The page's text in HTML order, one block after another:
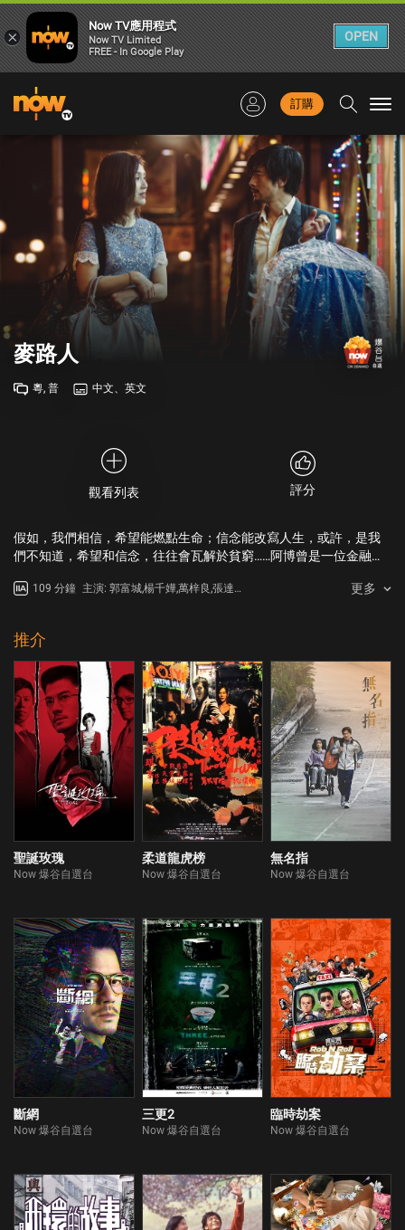
訂購
麥路人
粵, 普 中文、英文
觀看列表 評分
假如，我們相信，希望能燃點生命；信念能改寫人生，或許，是我
們不知道，希望和信念，往往會瓦解於貧窮……阿博曾是一位金融才
諒自己的過錯，對年老體衰的母親和為他肩負巨大債務的妹妹十分
與阿博惺惺相惜而漸漸走近，希望一天令他重新能振作……阿博在快
餐店內遇到不少同路人，相互改寫了各自的人生：帶著囡囡一直為
奶奶還債而債台高築的媽媽、不敢回家的等伯、靠街頭賣畫維生的
口水祥、剛離家出走的孤僻少年深仔等。眾人都以阿博為首，互相
扶持，希望能盡力幫助彼此走過人生低谷……
109 分鐘 主演: 郭富城,楊千嬅,萬梓良,張達明,
更多
推介
聖誕玫瑰
Now 爆谷自選台
柔道龍虎榜
Now 爆谷自選台
無名指
Now 爆谷自選台
斷網
Now 爆谷自選台
三更2
Now 爆谷自選台
臨時劫案
Now 爆谷自選台
×
Now TV應用程式
Now TV Limited
FREE - In Google Play
OPEN